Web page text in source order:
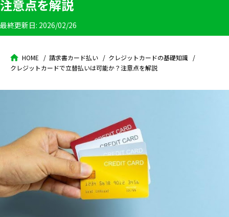
注意点を解説
最終更新日: 2026/02/26
HOME 請求書カード払い
クレジットカードの基礎知識
クレジットカードで立替払いは可能か？注意点を解説